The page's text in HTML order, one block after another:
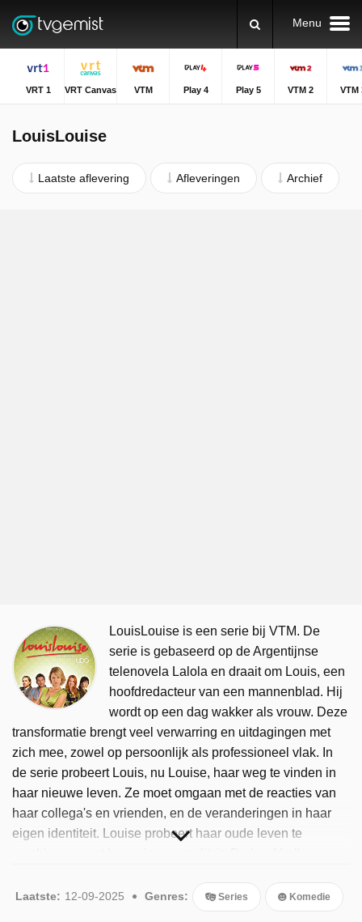
Menu
VRT 1 VRT Canvas VTM Play 4 Play 5 VTM 2 VTM
LouisLouise
Laatste aflevering Afleveringen Archief
LouisLouise is een serie bij VTM. De
serie is gebaseerd op de Argentijnse
telenovela Lalola en draait om Louis, een
hoofdredacteur van een mannenblad. Hij
wordt op een dag wakker als vrouw. Deze
transformatie brengt veel verwarring en uitdagingen met
zich mee, zowel op persoonlijk als professioneel vlak. In
de serie probeert Louis, nu Louise, haar weg te vinden in
haar nieuwe leven. Ze moet omgaan met de reacties van
haar collega's en vrienden, en de veranderingen in haar
eigen identiteit. Louise probeert haar oude leven te
Ianka Fleerackers en Hilde De Baerdemaeker. Sinds 2025
is het programma beschikbaar. Er zijn 45 afleveringen
Laatste: 12-09-2025 Genres: Series Komedie